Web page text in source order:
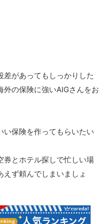
があってもしっかりした
の保険に強いAIGさんをお
い保険を作ってもらいたい
券とホテル探しで忙しい場
ず頼んでしまいましょ